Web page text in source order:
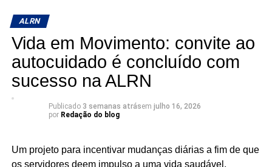
estadual das Mulheres, da Juventude, da Igualdade
Racial e dos Direitos Humanos, Júlia Arruda, da
promotora de Justiça Érica Canuto e da advogada e
doutora em Direito do Trabalho Larissa Lopes Matos, que
abordaram dados sobre a violência de gênero, a
importância da rede de proteção e os desafios
enfrentados pelas mulheres no ambiente de trabalho.
reforça o compromisso da instituição com a construção de
ALRN
Vida em Movimento: convite ao
autocuidado é concluído com
sucesso na ALRN
Publicado 3 semanas atrásem julho 16, 2026
por Redação do blog
Um projeto para incentivar mudanças diárias a fim de que
os servidores deem impulso a uma vida saudável,